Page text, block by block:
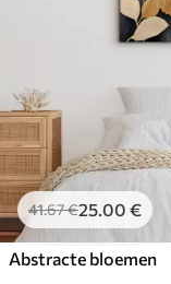
41.67€25.00 €
Abstracte bloemen